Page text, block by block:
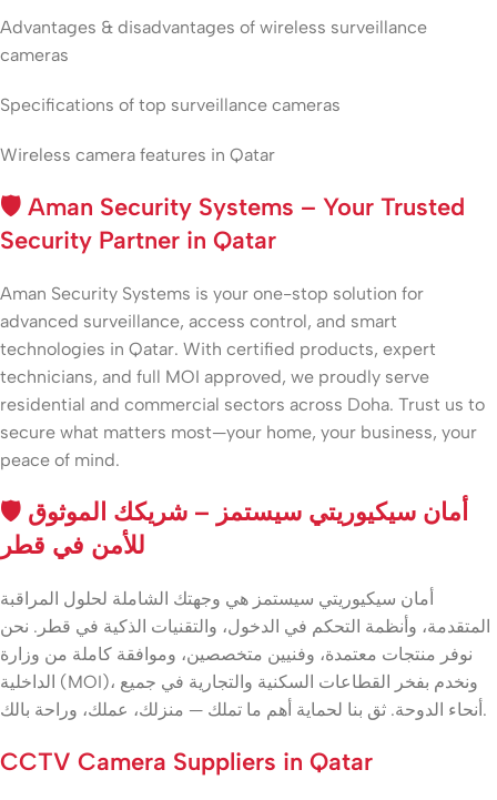
Advantages & disadvantages of wireless surveillance
cameras
Specifications of top surveillance cameras
Wireless camera features in Qatar
🛡️ Aman Security Systems – Your Trusted
Security Partner in Qatar
Aman Security Systems is your one-stop solution for
advanced surveillance, access control, and smart
technologies in Qatar. With certified products, expert
technicians, and full MOI approved, we proudly serve
residential and commercial sectors across Doha. Trust us to
secure what matters most—your home, your business, your
peace of mind.
🛡️ أمان سيكيوريتي سيستمز – شريكك الموثوق
للأمن في قطر
أمان سيكيوريتي سيستمز هي وجهتك الشاملة لحلول المراقبة
المتقدمة، وأنظمة التحكم في الدخول، والتقنيات الذكية في قطر. نحن
نوفر منتجات معتمدة، وفنيين متخصصين، وموافقة كاملة من وزارة
الداخلية (MOI)، ونخدم بفخر القطاعات السكنية والتجارية في جميع
أنحاء الدوحة. ثق بنا لحماية أهم ما تملك — منزلك، عملك، وراحة بالك.
CCTV Camera Suppliers in Qatar